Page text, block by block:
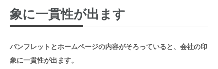
象に一貫性が出ます
パンフレットとホームページの内容がそろっていると、会社の印
象に一貫性が出ます。